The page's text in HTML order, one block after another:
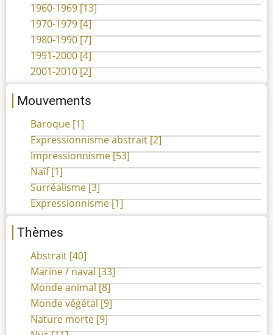
1960-1969[13]
1970-1979[4]
1980-1990[7]
1991-2000[4]
2001-2010[2]
Mouvements
Baroque [1]
Expressionnisme abstrait[2]
Impressionnisme[53]
Naïf[1]
Surréalisme[3]
Expressionnisme[1]
Thèmes
Abstrait [40]
Marine / naval[33]
Monde animal[8]
Monde végétal[9]
Nature morte[9]